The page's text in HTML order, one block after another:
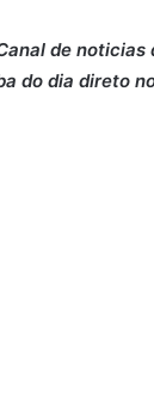
de noticias
do dia direto